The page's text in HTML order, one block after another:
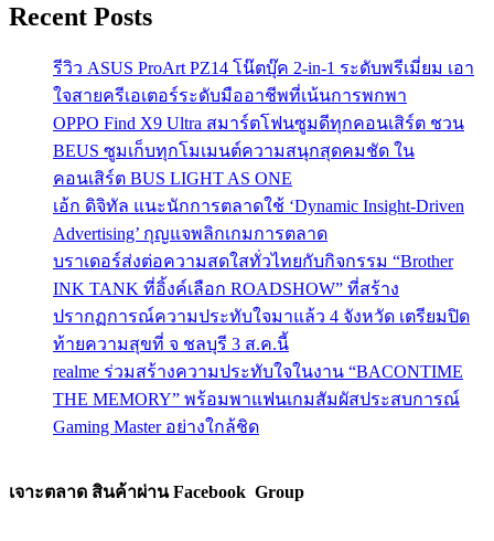
Recent Posts
รีวิว ASUS ProArt PZ14 โน๊ตบุ๊ค 2-in-1 ระดับพรีเมี่ยม เอา
ใจสายครีเอเตอร์ระดับมืออาชีพที่เน้นการพกพา
OPPO Find X9 Ultra สมาร์ตโฟนซูมดีทุกคอนเสิร์ต ชวน
BEUS ซูมเก็บทุกโมเมนต์ความสนุกสุดคมชัด ใน
คอนเสิร์ต BUS LIGHT AS ONE
เอ้ก ดิจิทัล แนะนักการตลาดใช้ ‘Dynamic Insight-Driven
Advertising’ กุญแจพลิกเกมการตลาด
บราเดอร์ส่งต่อความสดใสทั่วไทยกับกิจกรรม “Brother
INK TANK ที่อิ้งค์เลือก ROADSHOW” ที่สร้าง
ปรากฏการณ์ความประทับใจมาแล้ว 4 จังหวัด เตรียมปิด
ท้ายความสุขที่ จ ชลบุรี 3 ส.ค.นี้
realme ร่วมสร้างความประทับใจในงาน “BACONTIME
THE MEMORY” พร้อมพาแฟนเกมสัมผัสประสบการณ์
Gaming Master อย่างใกล้ชิด
เจาะตลาด สินค้าผ่าน Facebook Group